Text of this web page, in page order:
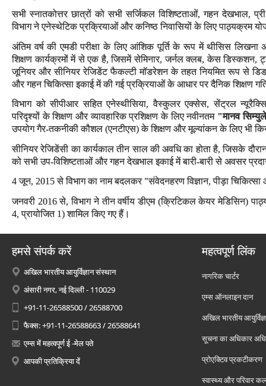
सभी स्नातकोत्तर छात्रों को सभी सर्जिकल विशिष्टताओं, गहन देखभाल,
विभाग ने एनेस्थेटिक प्रक्रियाओं और कनिष्ठ निवासियों के लिए पाठ्यक्रम
अंतिम वर्ष की एमडी परीक्षा के लिए आंशिक पूर्ति के रूप में थीसिस लिखना
शिक्षण कार्यक्रमों में से एक है, जिसमें सेमिनार, जर्नल क्लब, केस डिस्कशन,
जूनियर और सीनियर रेजिडेंट फैकल्टी मॉडरेशन के तहत नियमित रूप से
और गहन चिकित्सा इकाई में की गई प्रक्रियाओं के आधार पर दैनिक शिक्षण
विभाग को सीपीआर सहित एनेस्थीसिया, वैस्कुलर एक्सेस, सेंट्रल
परिदृश्यों के शिक्षण और व्यावहारिक प्रशिक्षण के लिए नवीनतम"मानव
उपयोग गैर-तकनीकी कौशल (एनटीएस) के शिक्षण और मूल्यांकन के लिए भी
सीनियर रेजिडेंसी का कार्यकाल तीन साल की अवधि का होता है, जिसके
को सभी उप-विशिष्टताओं और गहन देखभाल इकाई में बारी-बारी से अवसर
4 जून, 2015 से विभाग का नाम बदलकर "संवेदनहरण विज्ञान, पीड़ा चिकित्सा
जनवरी 2016 से, विभाग ने तीन वर्षीय डीएम (क्रिटिकल केयर मेडिसिन)
4, प्रायोजित 1) शामिल किए गए हैं।
हमसे संपर्क करें
अखिल भारतीय आयुर्विज्ञान संस्थान
अंसारी नगर, नई दिल्ली - 110029
+91-11-26588500 / 26588700
फैक्स: +91-11-26588663 / 26588641
एम्स में महत्वपूर्ण ई -मेल पते
आपकी प्रतिक्रिया दें
महत्वपूर्ण लिंक
नागरिक चार्टर
एम्स ऑनलाइन दान
अखिल भारतीय
सूचना का अधिकार
प्रोएक्टिव प्रकटीकरण
स्वास्थ्य और परिवार